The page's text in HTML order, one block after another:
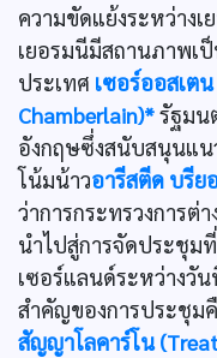
ความขัดแย้งระหว่างเ
เยอรมนีมีสถานภาพเ
ประเทศ เซอร์ออสเต
Chamberlain)*รัฐมน
อังกฤษซึ่งสนับสนุนแน
โน้มน้าวอารีสตีด บรีย
ว่าการกระทรวงการต่
นำไปสู่การจัดประชุมที่
เซอร์แลนด์ระหว่างวั
สำคัญของการประชุม
สัญญาโลคาร์โน